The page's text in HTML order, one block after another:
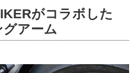
がコラボした
グアーム